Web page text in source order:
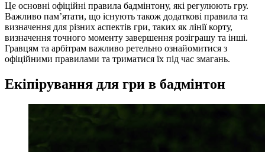
Це основні офіційні правила бадмінтону, які регулюють гру.
Важливо пам’ятати, що існують також додаткові правила та
визначення для різних аспектів гри, таких як лінії корту,
визначення точного моменту завершення розіграшу та інші.
Гравцям та арбітрам важливо ретельно ознайомитися з
офіційними правилами та триматися їх під час змагань.
Екіпірування для гри в бадмінтон